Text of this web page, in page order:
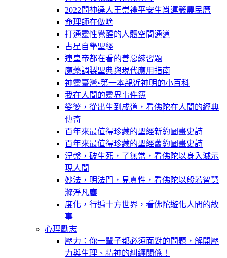
2022問神達人王崇禮平安生肖運籤農民曆
命理師在做啥
打通靈性覺醒的人體空間通道
占星自學聖經
連皇帝都在看的善惡練習題
魔藥調製聖典與現代應用指南
神靈臺灣•第一本親近神明的小百科
我在人間的靈界事件簿
娑婆，從出生到成道，看佛陀在人間的經典
傳奇
百年來最值得珍藏的聖經新約圖畫史詩
百年來最值得珍藏的聖經舊約圖畫史詩
涅槃，破生死，了無常，看佛陀以身入滅示
現人間
妙法，明法門，見真性，看佛陀以般若智慧
滌淨凡塵
度化，行遍十方世界，看佛陀遊化人間的故
事
心理勵志
壓力：你一輩子都必須面對的問題，解開壓
力與生理、精神的糾纏關係！